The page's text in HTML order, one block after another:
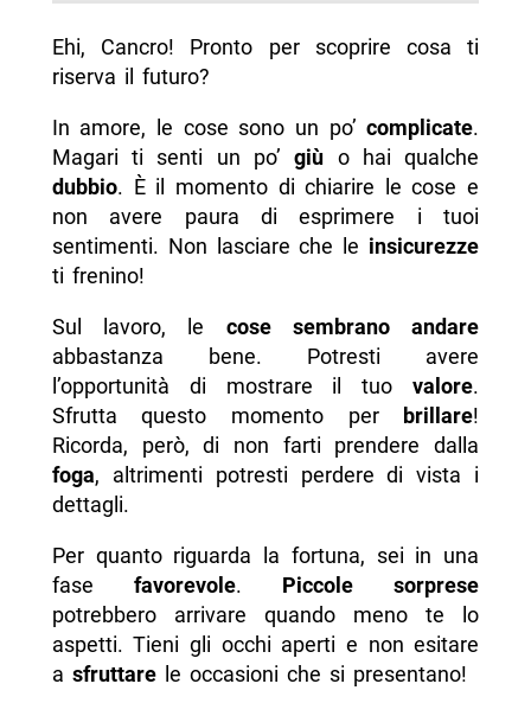
Ehi, Cancro! Pronto per scoprire cosa ti
riserva il futuro?
In amore, le cose sono un po’complicate.
Magari ti senti un po’giù o hai qualche
dubbio. È il momento di chiarire le cose e
non avere paura di esprimere i tuoi
sentimenti. Non lasciare che le insicurezze
ti frenino!
Sul lavoro, le cose sembrano andare
abbastanza bene. Potresti avere
l’opportunità di mostrare il tuovalore.
Sfrutta questo momento per
brillare!
Ricorda, però, di non farti prendere dalla
foga, altrimenti potresti perdere di vista i
dettagli.
Per quanto riguarda la fortuna, sei in una
fase favorevole. Piccole sorprese
potrebbero arrivare quando meno te lo
aspetti. Tieni gli occhi aperti e non esitare
a sfruttarele occasioni che si presentano!